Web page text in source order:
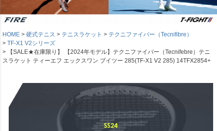
HOME 硬式テニス テニスラケット
テクニファイバー（Tecnifibre）
TF-X1 V2シリーズ
【SALE★在庫限り】 【2024年モデル】テクニファイバー（Tecnifebre）テニ
スラケット ティーエフ エックスワン ブイツー 285(TF-X1 V2 285) 14TFX2854+